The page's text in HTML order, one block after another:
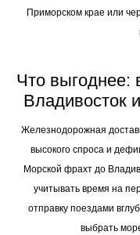
Приморском крае или
Что выгоднее:
Владивосток
Железнодорожная
высокого спроса и
Морской фрахт до
учитывать время на
отправку поездами
выбрать